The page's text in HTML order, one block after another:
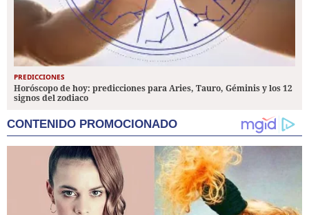
PREDICCIONES
Horóscopo de hoy: predicciones para Aries, Tauro, Géminis y los 12
signos del zodiaco
CONTENIDO PROMOCIONADO